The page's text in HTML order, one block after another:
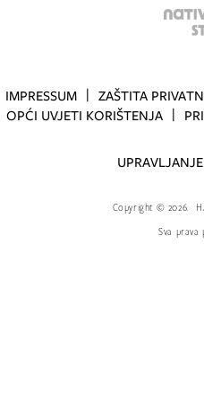
IMPRESSUM ZAŠTITA
OPĆI UVJETI KORIŠTENJA
Copyright © 2026.
Sva prava